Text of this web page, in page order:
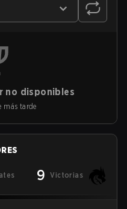
no disponibles
más tarde
9 Victorias